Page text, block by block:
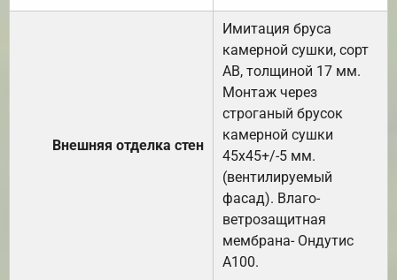
Внешняя отделка стен
Имитация бруса
камерной сушки, сорт
АВ, толщиной 17 мм.
Монтаж через
строганый брусок
камерной сушки
45х45+/-5 мм.
(вентилируемый
фасад). Влаго-
ветрозащитная
мембрана- Ондутис
А100.